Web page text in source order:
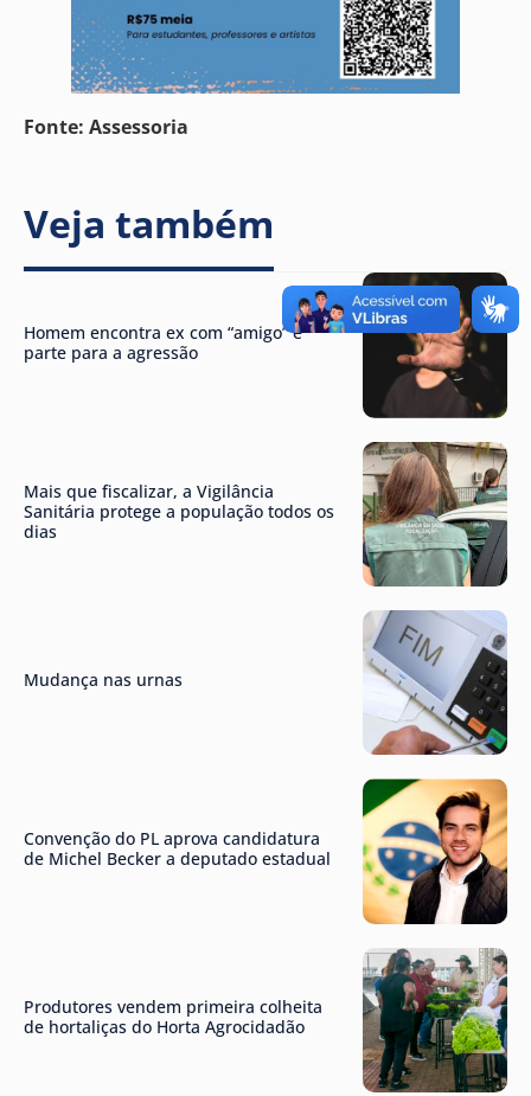
Fonte: Assessoria
Veja também
Homem encontra ex com “amigo” e
parte para a agressão
Mais que fiscalizar, a Vigilância
Sanitária protege a população todos os
dias
Mudança nas urnas
Convenção do PL aprova candidatura
de Michel Becker a deputado estadual
Produtores vendem primeira colheita
de hortaliças do Horta Agrocidadão